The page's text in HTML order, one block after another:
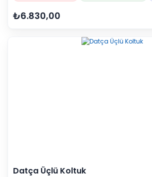
₺6.830,00
Datça Üçlü Koltuk